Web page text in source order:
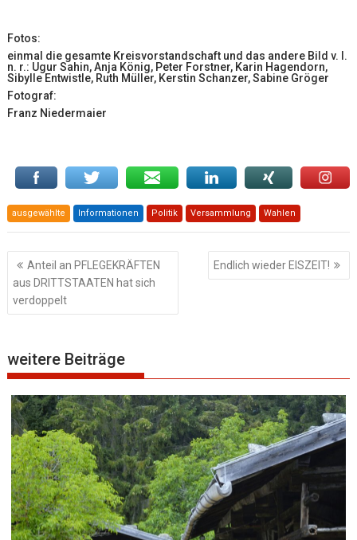
Fotos:
einmal die gesamte Kreisvorstandschaft und das andere Bild v. l.
n. r.: Ugur Sahin, Anja König, Peter Forstner, Karin Hagendorn,
Sibylle Entwistle, Ruth Müller, Kerstin Schanzer, Sabine Gröger
Fotograf:
Franz Niedermaier
ausgewählte Informationen Politik Versammlung Wahlen
Beitragsnavigation
Anteil an PFLEGEKRÄFTEN
aus DRITTSTAATEN hat sich
verdoppelt
Endlich wieder EISZEIT!
weitere Beiträge